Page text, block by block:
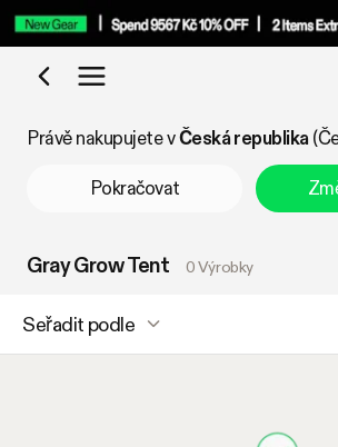
Nakupujte podle kategorie
Právě nakupujete vČeská republika
Pokračovat
Gray Grow Tent 0 Výrobky
Seřadit podle